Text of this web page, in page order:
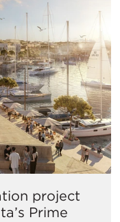
project
Prime